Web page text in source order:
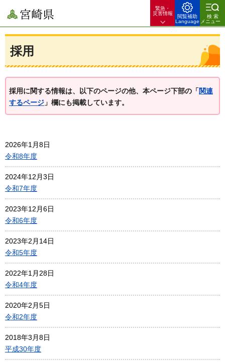
宮崎県
緊急・
災害情報
閲覧補助
Language
検索
メニュー
採用
採用に関する情報は、以下のページの他、本ページ下部の「関連
するページ 」欄にも掲載しています。
2026年1月8日
令和8年度
2024年12月3日
令和7年度
2023年12月6日
令和6年度
2023年2月14日
令和5年度
2022年1月28日
令和4年度
2020年2月5日
令和2年度
2018年3月8日
平成30年度